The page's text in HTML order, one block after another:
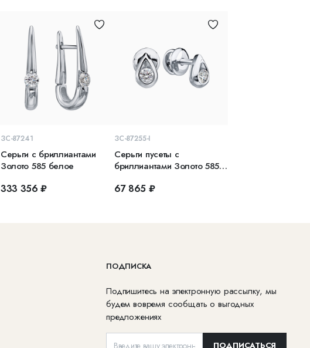
ЗС-87241
Серьги с бриллиантами
Золото 585 белое
333 356 ₽
В КОРЗИНУ
ЗС-87255-I
Серьги пусеты с
бриллиантами Золото 585
67 865 ₽
ПОДПИСКА
Подпишитесь на электронную рассылку, мы
будем вовремя сообщать о выгодных
предложениях
ПОДПИСАТЬСЯ